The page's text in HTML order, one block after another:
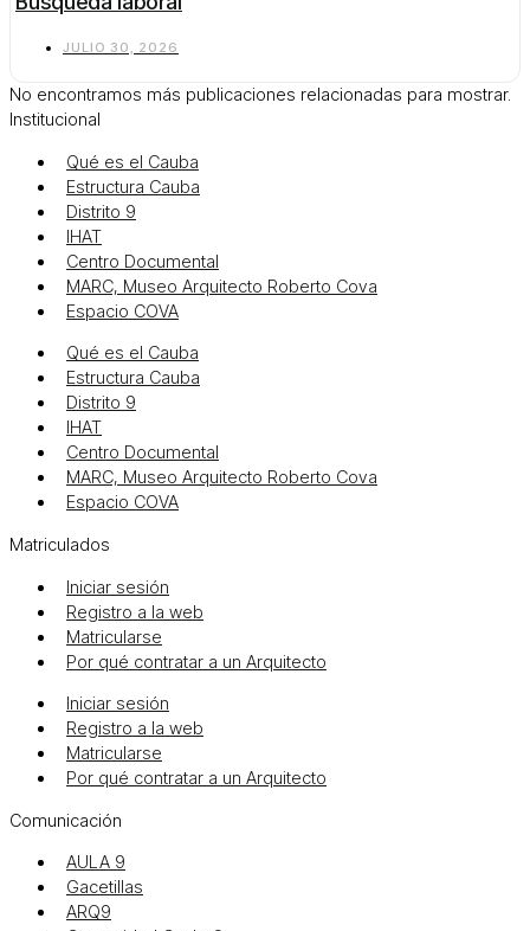
JULIO 30, 2026
No encontramos más publicaciones relacionadas para mostrar.
Institucional
Qué es el Cauba
Estructura Cauba
Distrito 9
IHAT
Centro Documental
MARC, Museo Arquitecto Roberto Cova
Espacio COVA
Qué es el Cauba
Estructura Cauba
Distrito 9
IHAT
Centro Documental
MARC, Museo Arquitecto Roberto Cova
Espacio COVA
Matriculados
Iniciar sesión
Registro a la web
Matricularse
Por qué contratar a un Arquitecto
Iniciar sesión
Registro a la web
Matricularse
Por qué contratar a un Arquitecto
Comunicación
AULA 9
Gacetillas
ARQ9